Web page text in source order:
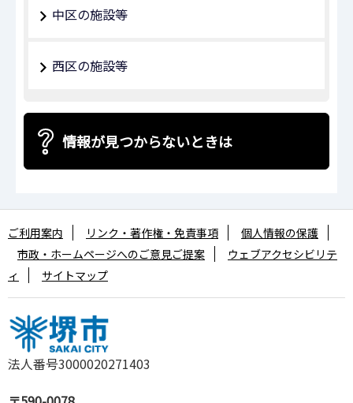
中区の施設等
西区の施設等
情報が見つからないときは
法人番号3000020271403
ご利用案内 リンク・著作権・免責事項
個人情報の保護
市政・ホームページへのご意見ご提案
ウェブアクセシビリテ
ィ
サイトマップ